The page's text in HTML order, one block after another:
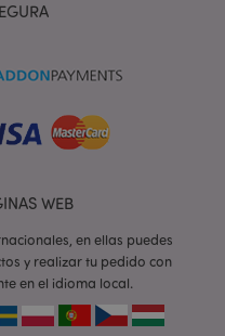
WEB
en ellas puedes
y realizar tu pedido con
en el idioma local.
.www.puckator.es